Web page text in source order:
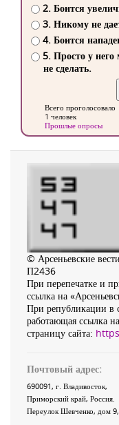
2. Боится
3. Никому не
4. Боится
5. Просто у него
не сделать.
Всего проголосовало
1 человек
Прошлые опросы
© Арсеньевские
П2436
При перепечатке и
ссылка на
При републикации в
работающая ссылка
страницу сайта:
Почтовый адрес:
690091, г. Владивосток,
Приморский край, Россия.
Переулок Шевченко, дом